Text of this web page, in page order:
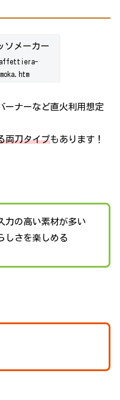
ーナーなど直火利用想定
両刀タイプもあります！
力の高い素材が多い
しさを楽しめる